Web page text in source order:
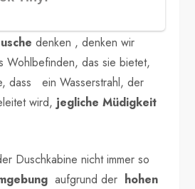
denken , denken wir
Wohlbefinden, das sie bietet,
dass ein Wasserstrahl, der
wird, jegliche Müdigkeit
Duschkabine nicht immer so
aufgrund der hohen